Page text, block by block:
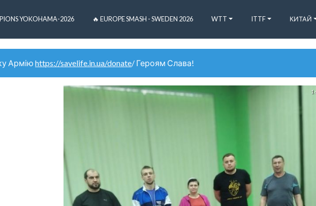
YOKOHAMA-2026 🔥 EUROPE SMASH - SWEDEN 2026 WTT ITTF КИТАЙ
Армію https://savelife.in.ua/donate/ Героям Слава!
1